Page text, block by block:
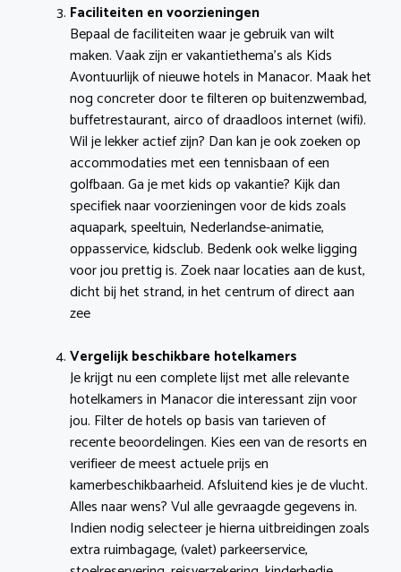
Faciliteiten en voorzieningen
Bepaal de faciliteiten waar je gebruik van wilt
maken. Vaak zijn er vakantiethema’s als Kids
Avontuurlijk of nieuwe hotels in Manacor. Maak het
nog concreter door te filteren op buitenzwembad,
buffetrestaurant, airco of draadloos internet (wifi).
Wil je lekker actief zijn? Dan kan je ook zoeken op
accommodaties met een tennisbaan of een
golfbaan. Ga je met kids op vakantie? Kijk dan
specifiek naar voorzieningen voor de kids zoals
aquapark, speeltuin, Nederlandse-animatie,
oppasservice, kidsclub. Bedenk ook welke ligging
voor jou prettig is. Zoek naar locaties aan de kust,
dicht bij het strand, in het centrum of direct aan
zee
Vergelijk beschikbare hotelkamers
Je krijgt nu een complete lijst met alle relevante
hotelkamers in Manacor die interessant zijn voor
jou. Filter de hotels op basis van tarieven of
recente beoordelingen. Kies een van de resorts en
verifieer de meest actuele prijs en
kamerbeschikbaarheid. Afsluitend kies je de vlucht.
Alles naar wens? Vul alle gevraagde gegevens in.
Indien nodig selecteer je hierna uitbreidingen zoals
extra ruimbagage, (valet) parkeerservice,